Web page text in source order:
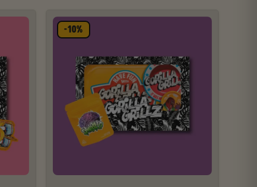
-10%